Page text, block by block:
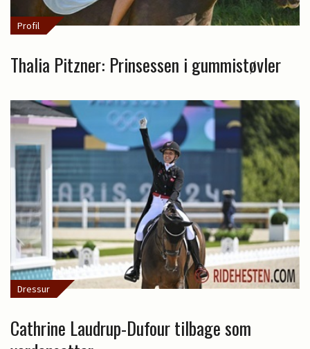
Profil
Thalia Pitzner: Prinsessen i gummistøvler
Dressur
Cathrine Laudrup-Dufour tilbage som